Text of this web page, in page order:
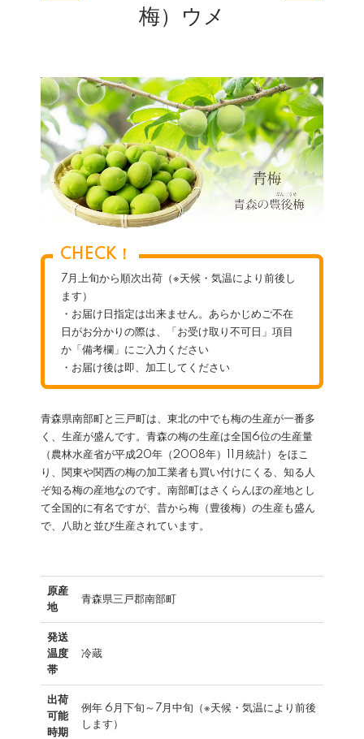
梅）ウメ
CHECK！
7月上旬から順次出荷（※天候・気温により前後し
ます）
・お届け日指定は出来ません。あらかじめご不在
日がお分かりの際は、「お受け取り不可日」項目
か「備考欄」にご入力ください
・お届け後は即、加工してください
青森県南部町と三戸町は、東北の中でも梅の生産が一番多
く、生産が盛んです。青森の梅の生産は全国6位の生産量
（農林水産省が平成20年（2008年）11月統計）をほこ
り、関東や関西の梅の加工業者も買い付けにくる、知る人
ぞ知る梅の産地なのです。南部町はさくらんぼの産地とし
て全国的に有名ですが、昔から梅（豊後梅）の生産も盛ん
で、八助と並び生産されています。
原産
地
青森県三戸郡南部町
発送
温度
帯
冷蔵
出荷
可能
時期
例年 6月下旬～7月中旬（※天候・気温により前後
します）